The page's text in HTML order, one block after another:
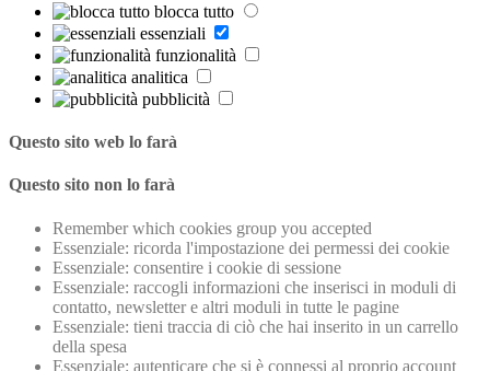
blocca tutto
essenziali
funzionalità
analitica
pubblicità
Questo sito web lo farà
Questo sito non lo farà
Remember which cookies group you accepted
Essenziale: ricorda l'impostazione dei permessi dei cookie
Essenziale: consentire i cookie di sessione
Essenziale: raccogli informazioni che inserisci in moduli di
contatto, newsletter e altri moduli in tutte le pagine
Essenziale: tieni traccia di ciò che hai inserito in un carrello
della spesa
Essenziale: autenticare che si è connessi al proprio account